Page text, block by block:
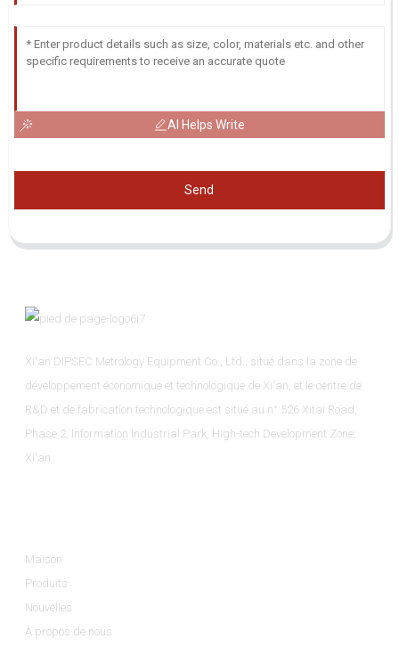
AI Helps Write
Send
Xi'an DIPSEC Metrology Equipment Co., Ltd., situé dans la zone de
développement économique et technologique de Xi'an, et le centre de
R&D et de fabrication technologique est situé au n° 526 Xitai Road,
Phase 2, Information Industrial Park, High-tech Development Zone,
Xi'an.
Maison
Produits
Nouvelles
À propos de nous